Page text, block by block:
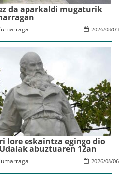
da aparkaldi mugaturik
2026/08/03
lore eskaintza egingo dio
abuztuaren 12an
2026/08/06